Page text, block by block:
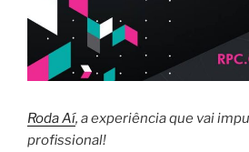
Roda Aí, a experiência que vai
profissional!